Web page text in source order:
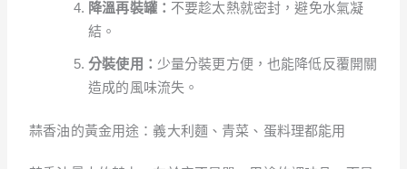
降溫再裝罐： 不要趁太熱就密封，避免水氣凝
結。
分裝使用： 少量分裝更方便，也能降低反覆開關
造成的風味流失。
蒜香油的黃金用途：義大利麵、青菜、蛋料理都能用